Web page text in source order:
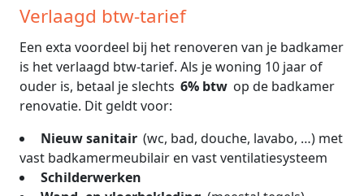
Verlaagd btw-tarief
Een exta voordeel bij het renoveren van je badkamer
is het verlaagd btw-tarief. Als je woning 10 jaar of
ouder is, betaal je slechts 6% btw op de badkamer
renovatie. Dit geldt voor:
Nieuw sanitair (wc, bad, douche, lavabo, …) met
vast badkamermeubilair en vast ventilatiesysteem
Schilderwerken